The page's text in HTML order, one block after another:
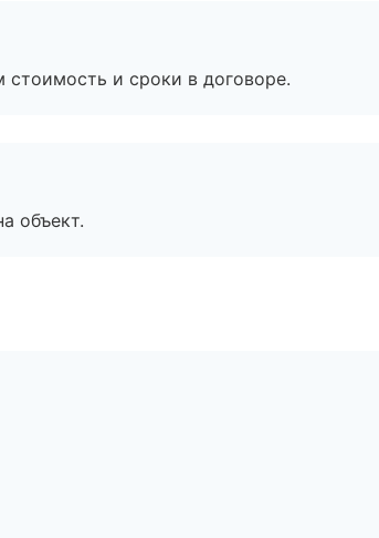
и сроки в договоре.
объект.